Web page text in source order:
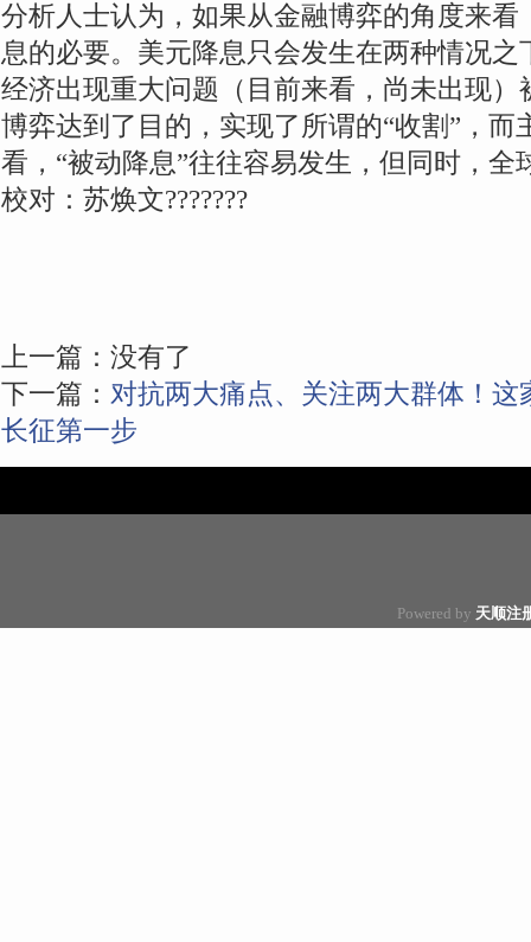
分析人士认为，如果从金融博弈的角度来
息的必要。美元降息只会发生在两种情况
经济出现重大问题（目前来看，尚未出现
博弈达到了目的，实现了所谓的“收割”，而
看，“被动降息”往往容易发生，但同时，全
校对：苏焕文???????
上一篇：没有了
下一篇： 对抗两大痛点、关注两大群体！
长征第一步
Powered by 天顺注